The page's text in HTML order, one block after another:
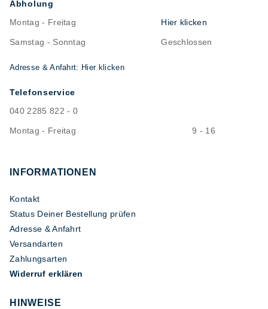
Abholung
Montag - Freitag
Hier klicken
Samstag - Sonntag Geschlossen
Adresse & Anfahrt: Hier klicken
Telefonservice
040 2285 822 - 0
Montag - Freitag 9 - 16
INFORMATIONEN
Kontakt
Status Deiner Bestellung prüfen
Adresse & Anfahrt
Versandarten
Zahlungsarten
Widerruf erklären
HINWEISE